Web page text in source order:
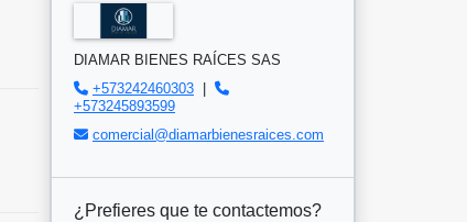
DIAMAR BIENES RAÍCES SAS
+573242460303
+573245893599
comercial@diamarbienesraices.com
¿Prefieres que te contactemos?